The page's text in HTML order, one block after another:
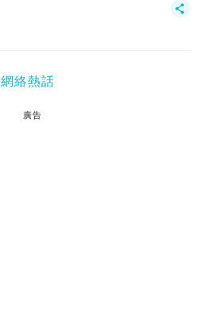
網絡熱話
廣告